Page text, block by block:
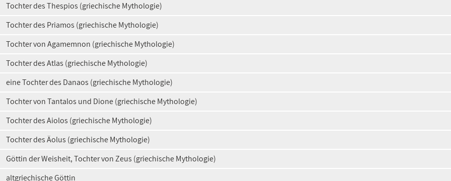
Tochter des Thespios (griechische Mythologie)
Tochter des Priamos (griechische Mythologie)
Tochter von Agamemnon (griechische Mythologie)
Tochter des Atlas (griechische Mythologie)
eine Tochter des Danaos (griechische Mythologie)
Tochter von Tantalos und Dione (griechische Mythologie)
Tochter des Aiolos (griechische Mythologie)
Tochter des Äolus (griechische Mythologie)
Göttin der Weisheit, Tochter von Zeus (griechische Mythologie)
altgriechische Göttin